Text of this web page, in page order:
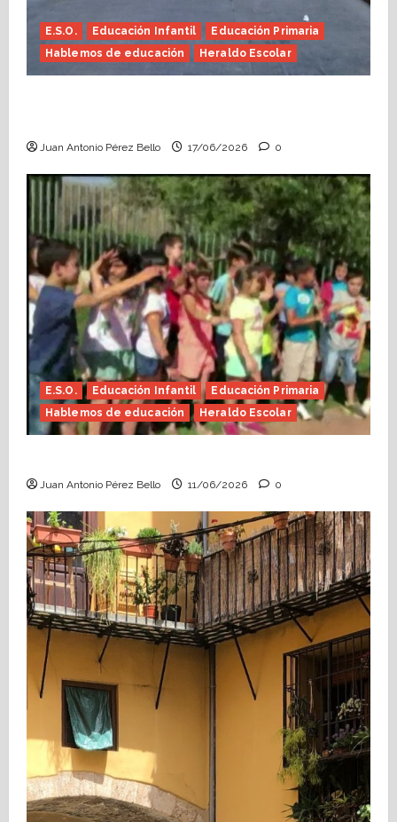
E.S.O. Educación Infantil
Educación Primaria
Hablemos de educación
Heraldo Escolar
Juan Antonio Pérez Bello 17/06/2026 0
E.S.O. Educación Infantil
Educación Primaria
Hablemos de educación
Heraldo Escolar
Juan Antonio Pérez Bello 11/06/2026 0